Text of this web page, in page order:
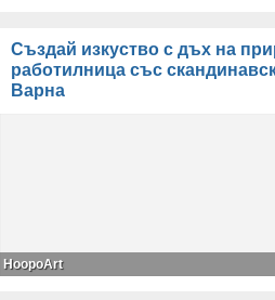
Създай изкуство с дъх на
работилница със
Варна
HoopoArt